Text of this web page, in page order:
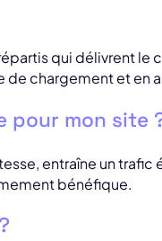
qui délivrent le
de chargement et en
pour mon site
entraîne un
bénéfique.